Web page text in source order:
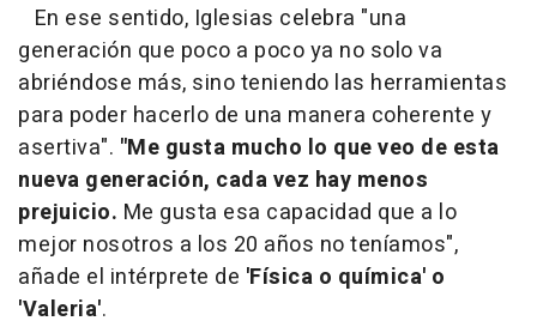
En ese sentido, Iglesias celebra "una
generación que poco a poco ya no solo va
abriéndose más, sino teniendo las herramientas
para poder hacerlo de una manera coherente y
asertiva". "Me gusta mucho lo que veo de esta
nueva generación, cada vez hay menos
prejuicio. Me gusta esa capacidad que a lo
mejor nosotros a los 20 años no teníamos",
añade el intérprete de 'Física o química' o
'Valeria'.